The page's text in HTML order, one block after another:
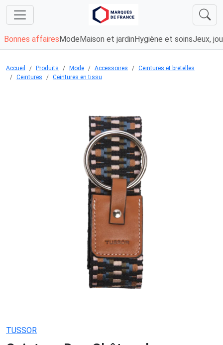
Bonnes affaires Mode Maison et jardin Hygiène et soinsJeux,
Accueil Produits Mode Accessoires
Ceintures et bretelles
Ceintures
Ceintures en tissu
TUSSOR